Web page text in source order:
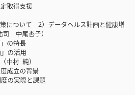
取得支援
について 2）データヘルス計画と健康増
中尾杏子）
の特長
の活用
中村 純）
成立の背景
の実際と課題